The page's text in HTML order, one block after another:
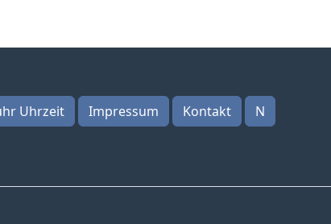
Uhrzeit Impressum Kontakt N